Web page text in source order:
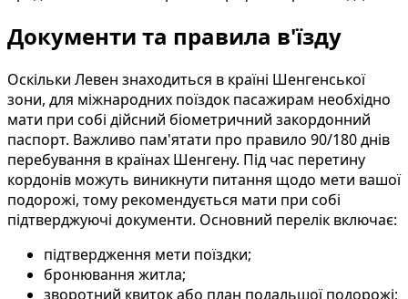
Документи та правила в'їзду
Оскільки Левен знаходиться в країні Шенгенської
зони, для міжнародних поїздок пасажирам необхідно
мати при собі дійсний біометричний закордонний
паспорт. Важливо пам'ятати про правило 90/180 днів
перебування в країнах Шенгену. Під час перетину
кордонів можуть виникнути питання щодо мети вашої
подорожі, тому рекомендується мати при собі
підтверджуючі документи. Основний перелік включає:
підтвердження мети поїздки;
бронювання житла;
зворотний квиток або план подальшої подорожі;